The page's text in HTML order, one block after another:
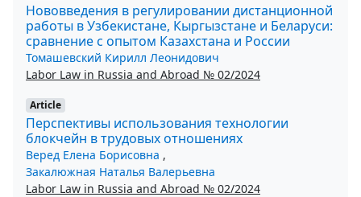
Нововведения в регулировании дистанционной
работы в Узбекистане, Кыргызстане и Беларуси:
сравнение с опытом Казахстана и России
Томашевский Кирилл Леонидович
Labor Law in Russia and Abroad № 02/2024
Article
Перспективы использования технологии
блокчейн в трудовых отношениях
Веред Елена Борисовна ,
Закалюжная Наталья Валерьевна
Labor Law in Russia and Abroad № 02/2024